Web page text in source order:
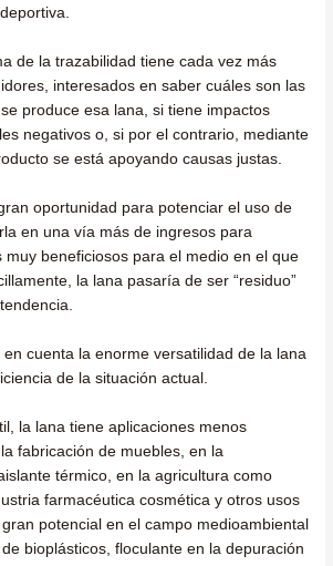
de la trazabilidad tiene cada vez más
interesados en saber cuáles son las
produce esa lana, si tiene impactos
negativos o, si por el contrario, mediante
se está apoyando causas justas.
oportunidad para potenciar el uso de
en una vía más de ingresos para
muy beneficiosos para el medio en el que
la lana pasaría de ser “residuo”
cuenta la enorme versatilidad de la lana
de la situación actual.
la lana tiene aplicaciones menos
fabricación de muebles, en la
térmico, en la agricultura como
farmacéutica cosmética y otros usos
potencial en el campo medioambiental
bioplásticos, floculante en la depuración